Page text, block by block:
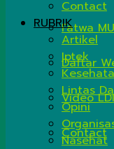
Fatwa
Daftar
Video
Contact
Contact
RUBRIK
Artikel
Iptek
Lintas
Opini
Nasehat